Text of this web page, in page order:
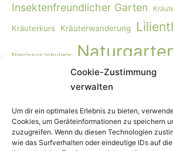
Cookie-Zustimmung
verwalten
Um dir ein optimales Erlebnis zu bieten,
Cookies, um Geräteinformationen zu speichern
zuzugreifen. Wenn du diesen Technologien
wie das Surfverhalten oder eindeutige IDs auf
Insektenfreundlicher Garten
Kräuterkurs Kräuterwanderung
Narcissus lobularis
Naturgartengestaltung naturnaher
Schmetterlinge Smoothie
Vogelmiere Vollwertkost Vögel Wiese
Wildkräuter Wildkräuter-
Winter Worpswede